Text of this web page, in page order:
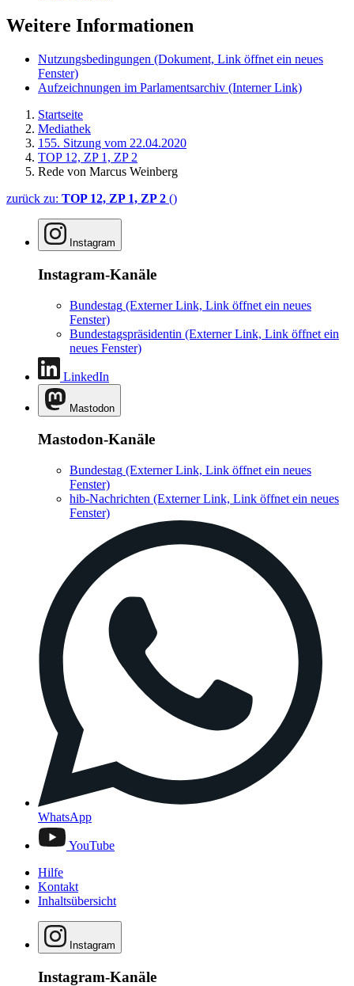
Weitere Informationen
Nutzungsbedingungen (Dokument, Link öffnet ein neues
Fenster)
Aufzeichnungen im Parlamentsarchiv (Interner Link)
Startseite
Mediathek
155. Sitzung vom 22.04.2020
TOP 12, ZP 1, ZP 2
Rede von Marcus Weinberg
zurück zu: TOP 12, ZP 1, ZP 2 ()
Instagram
Instagram-Kanäle
Bundestag (Externer Link, Link öffnet ein neues
Fenster)
Bundestagspräsidentin (Externer Link, Link öffnet ein
neues Fenster)
LinkedIn
Mastodon
Mastodon-Kanäle
Bundestag (Externer Link, Link öffnet ein neues
Fenster)
hib-Nachrichten (Externer Link, Link öffnet ein neues
Fenster)
WhatsApp
YouTube
Hilfe
Kontakt
Inhaltsübersicht
Instagram
Instagram-Kanäle